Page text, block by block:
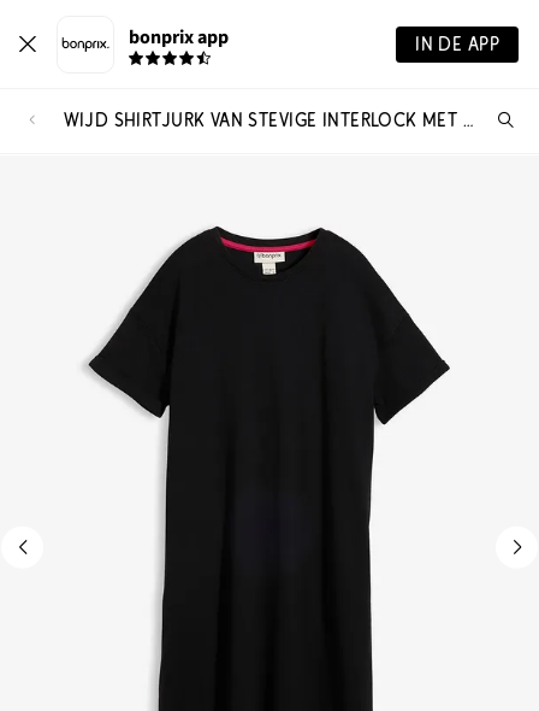
bonprix app IN DE APP
WIJD SHIRTJURK VAN STEVIGE INTERLOCK MET ZAKKEN